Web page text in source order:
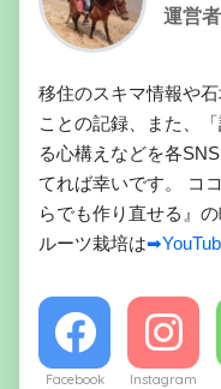
運営者
移住のスキマ情報や
ことの記録、また、
る心構えなどを各
てれば幸いです。 コ
らでも作り直せる』
ルーツ栽培は
Facebook Instagram